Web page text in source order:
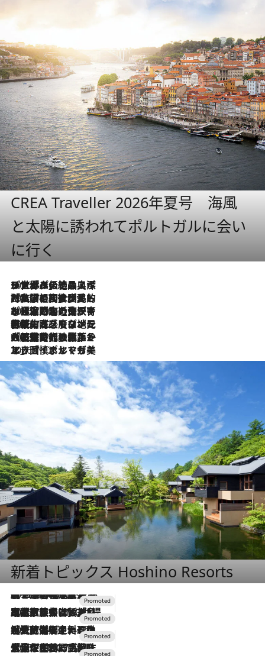
CREA Traveller 2026年夏号 海風
と太陽に誘われてポルトガルに会い
に行く
2026.8.8
リスボンの絶品スイーツ「パステル・デ・ナタ」とは？ポルトガル伝統の奥深い世界へ
2026.7.27
「私の祖国はポルトガル語です」国民的詩人フェルナンド・ペソアと、彼が愛した文学の街を歩く
2026.7.26
ポルトガル近海が育む極上の海の幸。キリリと冷えた白ワインと愉しむ、シーフード専門店の贅沢
2026.7.22
伝統の味をモダンに昇華。高感度な地元客が集う、リスボンの最旬ガストロノミー
2026.7.21
大航海時代の栄華から、震災、独裁、そして革命へ。ポルトガル・首都リスボンの石畳に刻まれた「歴史の光と影」
2026.7.13
エッセイ・ヤマザキマリ「慎ましくも美しき国 ポルトガル」
新着トピックス Hoshino Resorts
2026.8.7
【トンボの足水浴】ヒノキの香りに包まれて涼感マックス！約13℃の湧水かけ流しを避暑地「星野温泉 トンボの湯」で体験
2026.7.31
【ホテル帰省】という選択肢をOMOが提案。家族とほどよい距離を保つには「昼は実家、夜は気兼ねなくホテルで！」
2026.7.24
【夏限定ディナーコース】旬を迎える稚鮎や花ズッキーニなどをイタリア・トスカーナの郷土料理の手法で満喫！
2026.7.17
「土佐和ハーブかき氷」がOMO7高知に登場！生姜、山椒、大葉など目にも舌にも涼を呼ぶ郷土の味